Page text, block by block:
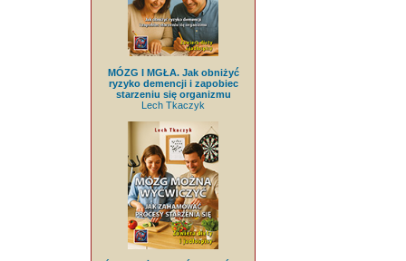
MÓZG I MGŁA. Jak obniżyć
ryzyko demencji i zapobiec
starzeniu się organizmu
Lech Tkaczyk